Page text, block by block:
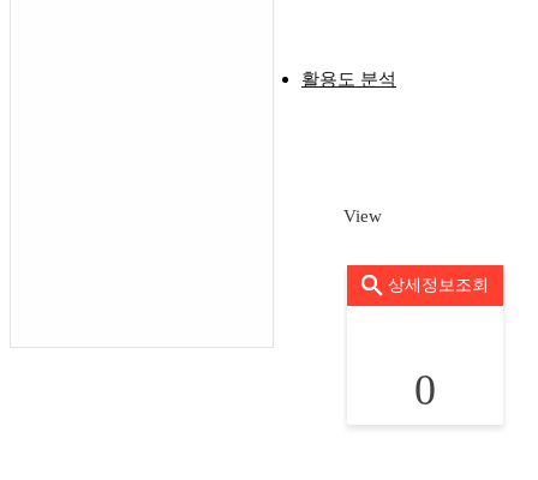
활용도 분석
View
상세정보조회
0